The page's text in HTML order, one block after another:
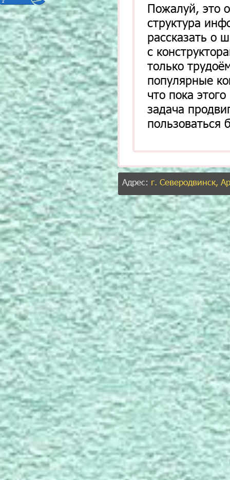
Пожалуй, это
структура
рассказать о
с
только
популярные
что пока
задача
Адрес: г. Северодвинск,